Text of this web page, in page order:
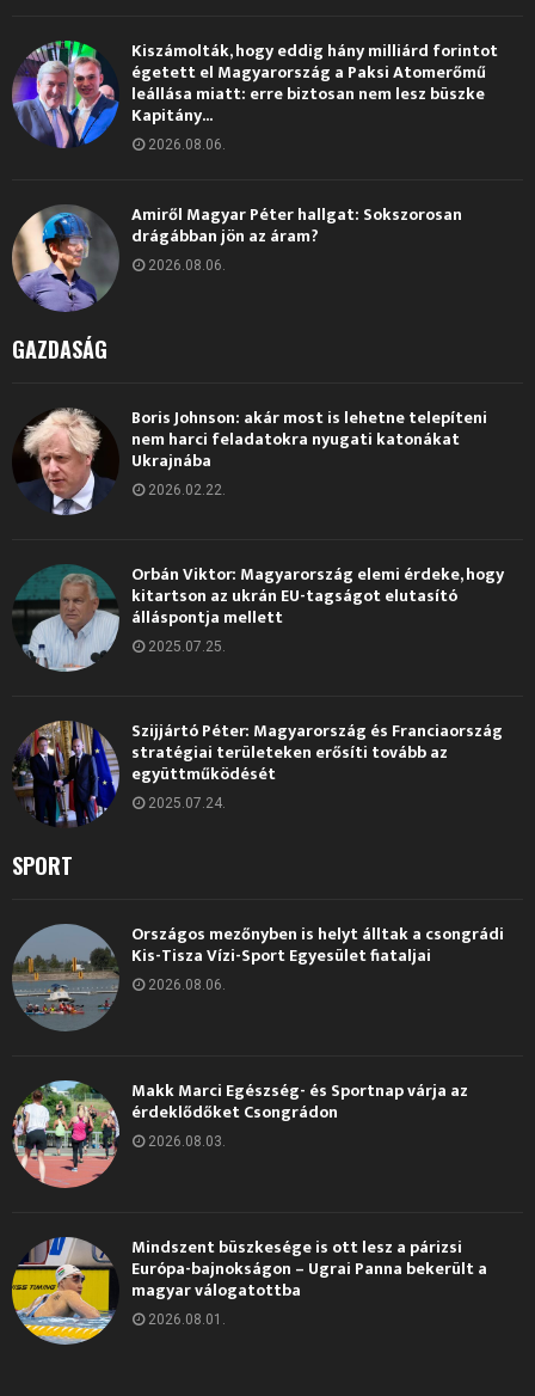
Kiszámolták, hogy eddig hány milliárd forintot
égetett el Magyarország a Paksi Atomerőmű
leállása miatt: erre biztosan nem lesz büszke
Kapitány...
2026.08.06.
Amiről Magyar Péter hallgat: Sokszorosan
drágábban jön az áram?
2026.08.06.
GAZDASÁG
Boris Johnson: akár most is lehetne telepíteni
nem harci feladatokra nyugati katonákat
Ukrajnába
2026.02.22.
Orbán Viktor: Magyarország elemi érdeke, hogy
kitartson az ukrán EU-tagságot elutasító
álláspontja mellett
2025.07.25.
Szijjártó Péter: Magyarország és Franciaország
stratégiai területeken erősíti tovább az
együttműködését
2025.07.24.
SPORT
Országos mezőnyben is helyt álltak a csongrádi
Kis-Tisza Vízi-Sport Egyesület fiataljai
2026.08.06.
Makk Marci Egészség- és Sportnap várja az
érdeklődőket Csongrádon
2026.08.03.
Mindszent büszkesége is ott lesz a párizsi
Európa-bajnokságon – Ugrai Panna bekerült a
magyar válogatottba
2026.08.01.